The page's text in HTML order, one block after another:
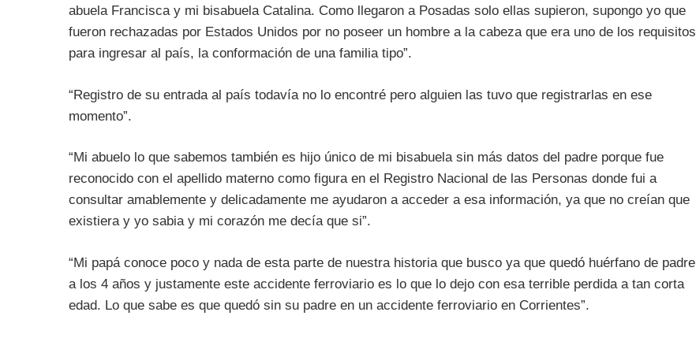
abuela Francisca y mi bisabuela Catalina. Como llegaron a Posadas solo ellas supieron, supongo yo que
fueron rechazadas por Estados Unidos por no poseer un hombre a la cabeza que era uno de los requisitos
para ingresar al país, la conformación de una familia tipo”.
“Registro de su entrada al país todavía no lo encontré pero alguien las tuvo que registrarlas en ese
momento”.
“Mi abuelo lo que sabemos también es hijo único de mi bisabuela sin más datos del padre porque fue
reconocido con el apellido materno como figura en el Registro Nacional de las Personas donde fui a
consultar amablemente y delicadamente me ayudaron a acceder a esa información, ya que no creían que
existiera y yo sabia y mi corazón me decía que si”.
“Mi papá conoce poco y nada de esta parte de nuestra historia que busco ya que quedó huérfano de padre
a los 4 años y justamente este accidente ferroviario es lo que lo dejo con esa terrible perdida a tan corta
edad. Lo que sabe es que quedó sin su padre en un accidente ferroviario en Corrientes”.